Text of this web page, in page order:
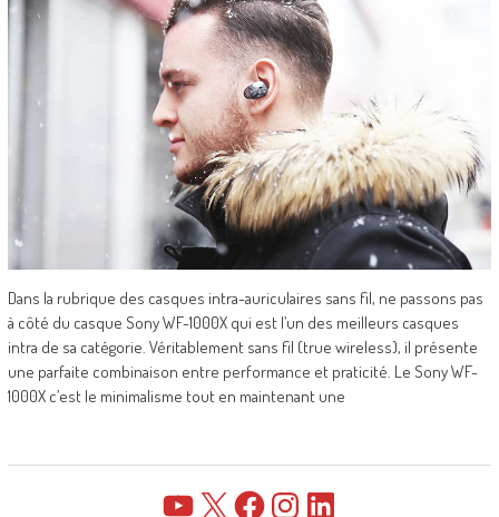
Dans la rubrique des casques intra-auriculaires sans fil, ne passons pas
à côté du casque Sony WF-1000X qui est l’un des meilleurs casques
intra de sa catégorie. Véritablement sans fil (true wireless), il présente
une parfaite combinaison entre performance et praticité. Le Sony WF-
1000X c’est le minimalisme tout en maintenant une
YouTube FacebookInstagramLinkedIn